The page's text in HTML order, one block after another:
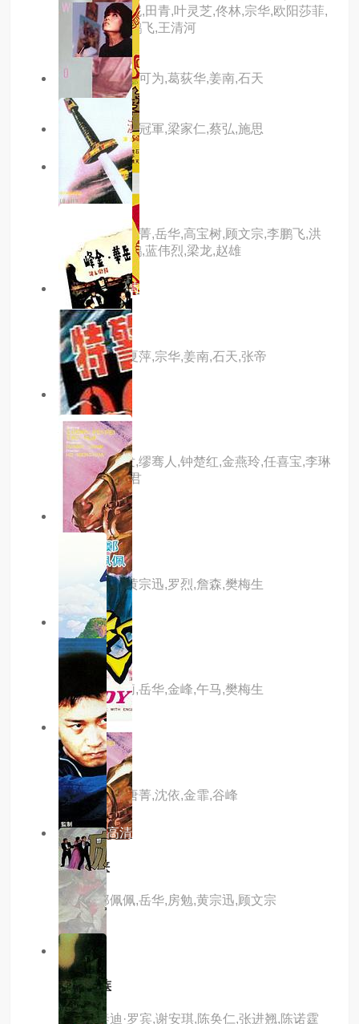
莉,刘午琪,芬妮,田青,叶灵芝,佟林,宗华,欧阳莎菲,
江洋,夏萍,李鹏飞,王清河
主演：狄龙,程可为,葛荻华,姜南,石天
主演：傅声,戚冠軍,梁家仁,蔡弘,施思
7.0分 hd高清
飞燕金刀
主演：秦萍,唐菁,岳华,高宝树,顾文宗,李鹏飞,洪
金宝,罗汉,彭鹏,蓝伟烈,梁龙,赵雄
10.0分 hd高清
牛鬼蛇神
主演：李菁,夏萍,宗华,姜南,石天,张帝
8.0分 hd高清
女人心
主演：周润发,缪骞人,钟楚红,金燕玲,任喜宝,李琳
琳,李默,张燕君
5.0分 hd高清
主演：金汉,黄宗迅,罗烈,詹森,樊梅生
2.0分 hd高清
吉祥赌坊
主演：何莉莉,岳华,金峰,午马,樊梅生
9.0分 hd高清
特警009
主演：杜娟,唐菁,沈依,金霏,谷峰
6.0分 hd高清
荒江女侠
主演：郑佩佩,岳华,房勉,黄宗迅,顾文宗
8.0分
4拍4家族
主演：泰迪·罗宾,谢安琪,陈奂仁,张进翘,陈诺霆